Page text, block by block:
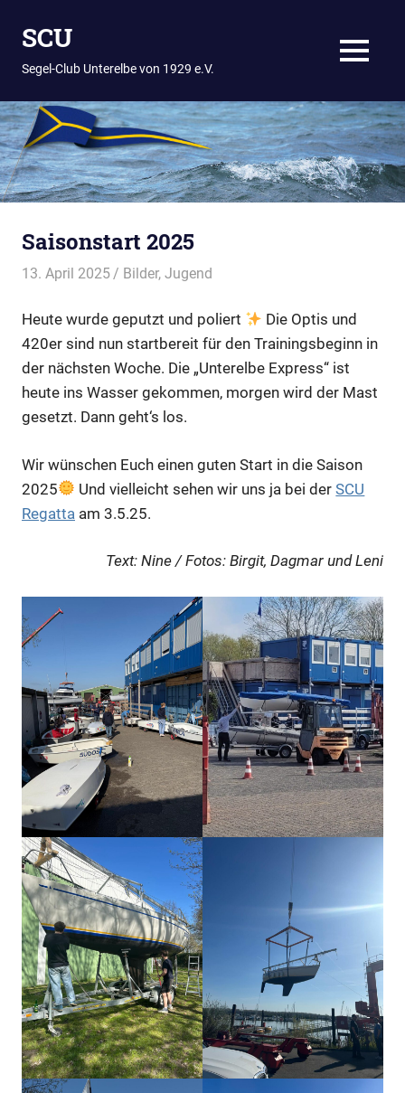
InhaltSCU
Segel-Club Unterelbe von 1929 e.V. MENÜ
Saisonstart 2025
13. April 2025 Thees
Bilder,Jugend
Heute wurde geputzt und poliert
Die Optis und
420er sind nun startbereit für den Trainingsbeginn in
der nächsten Woche. Die „Unterelbe Express“ ist
heute ins Wasser gekommen, morgen wird der Mast
gesetzt. Dann geht‘s los.
Wir wünschen Euch einen guten Start in die Saison
2025
Und vielleicht sehen wir uns ja bei derSCU
Regatta am 3.5.25.
Text: Nine / Fotos: Birgit, Dagmar und Leni